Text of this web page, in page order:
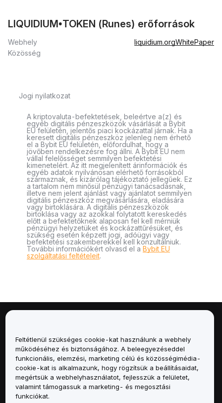
LIQUIDIUM•TOKEN (Runes) erőforrások
Webhely liquidium.orgWhitePaper
Közösség
Jogi nyilatkozat
A kriptovaluta-befektetések, beleértve a(z) és
egyéb digitális pénzeszközök vásárlását a Bybit
EU felületén, jelentős piaci kockázattal járnak. Ha a
keresett digitális pénzeszköz jelenleg nem érhető
el a Bybit EU felületén, előfordulhat, hogy a
jövőben rendelkezésre fog állni. A Bybit EU nem
vállal felelősséget semmilyen befektetési
kimenetelért. Az itt megjelenített árinformációk és
egyéb adatok nyilvánosan elérhető forrásokból
származnak, és kizárólag tájékoztató jellegűek. Ez
a tartalom nem minősül pénzügyi tanácsadásnak,
illetve nem jelent ajánlást vagy ajánlatot semmilyen
digitális pénzeszköz megvásárlására, eladására
vagy birtoklására. A digitális pénzeszközök
birtoklása vagy az azokkal folytatott kereskedés
előtt a befektetőknek alaposan fel kell mérniük
pénzügyi helyzetüket és kockázattűrésüket, és
szükség esetén képzett jogi, adóügyi vagy
befektetési szakemberekkel kell konzultálniuk.
További információkért olvasd el a Bybit EU
szolgáltatási feltételeit.
Szolgáltatások
Támogatás
Termékek
Feltétlenül szükséges cookie-kat használunk a webhely
működéséhez és biztonságához. A beleegyezéseddel
funkcionális, elemzési, marketing célú és közösségimédia-
cookie-kat is alkalmazunk, hogy rögzítsük a beállításaidat,
megértsük a webhelyhasználatot, fejlesszük a felületet,
valamint támogassuk a marketing- és megosztási
funkciókat.